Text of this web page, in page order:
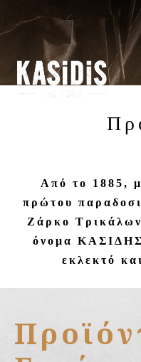
Από το 1885,
πρώτου
Ζάρκο
όνομα ΚΑΣΙΔΗΣ
εκλεκτό